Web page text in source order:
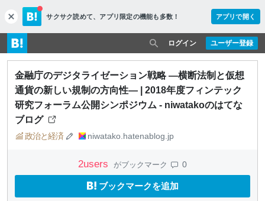
c
l
o
s
e
サクサク読めて、 アプリ限定の機能も多数！ アプリで開く
ユーザー登録
ログイン
金融庁のデジタライゼーション戦略 ―横断法制と仮想
通貨の新しい規制の方向性― | 2018年度フィンテック
研究フォーラム公開シンポジウム - niwatakoのはてな
ブログ
政治と経済 niwatako.hatenablog.jp
2users がブックマーク 0
ブックマークを追加